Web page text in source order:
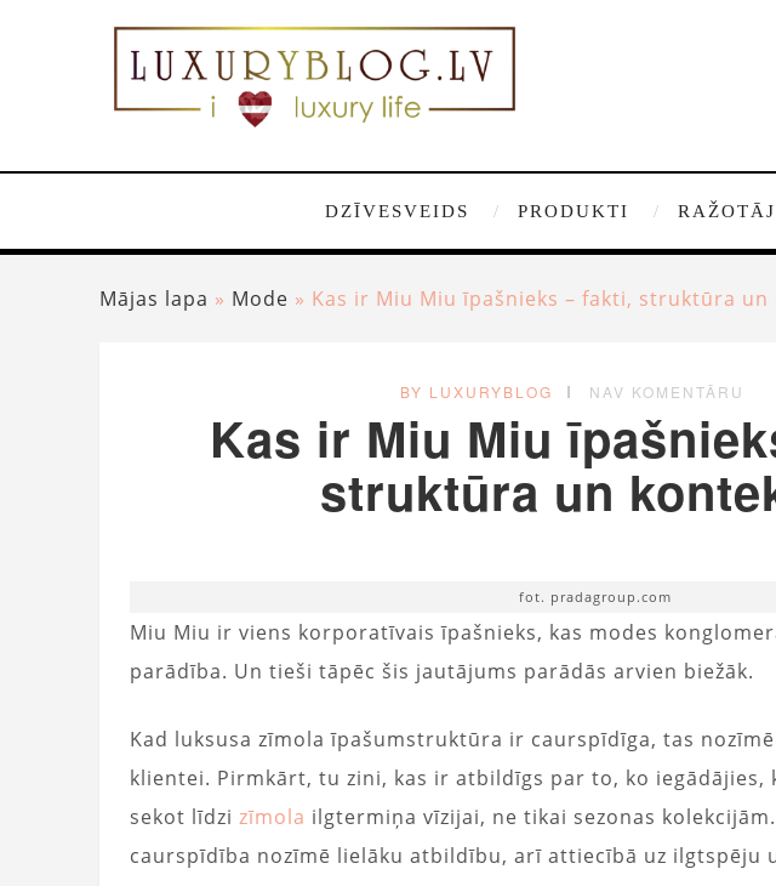
DZĪVESVEIDS PRODUKTI
Mājas lapa » Mode » Kas ir Miu Miu īpašnieks – fakti, struktūra un
BY LUXURYBLOG NAV KOMENTĀRU
Kas ir Miu Miu
struktūra un
fot. pradagroup.com
Miu Miu ir viens korporatīvais īpašnieks, kas modes
parādība. Un tieši tāpēc šis jautājums parādās arvien biežāk.
Kad luksusa zīmola īpašumstruktūra ir caurspīdīga, tas
klientei. Pirmkārt, tu zini, kas ir atbildīgs par to, ko
sekot līdzi zīmola ilgtermiņa vīzijai, ne tikai sezonas
caurspīdība nozīmē lielāku atbildību, arī attiecībā uz ilgtspēju